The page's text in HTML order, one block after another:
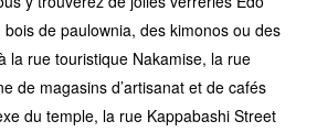
de paulownia, des kimonos ou des
la rue touristique Nakamise, la rue
de magasins d’artisanat et de cafés
du temple, la rue Kappabashi Street